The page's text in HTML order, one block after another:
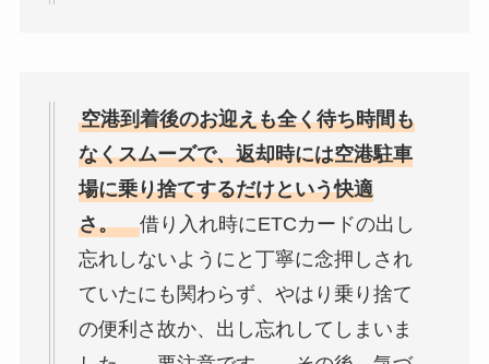
空港到着後のお迎えも全く待ち時間も
なくスムーズで、返却時には空港駐車
場に乗り捨てするだけという快適
さ。借り入れ時にETCカードの出し
忘れしないようにと丁寧に念押しされ
ていたにも関わらず、やはり乗り捨て
の便利さ故か、出し忘れしてしまいま